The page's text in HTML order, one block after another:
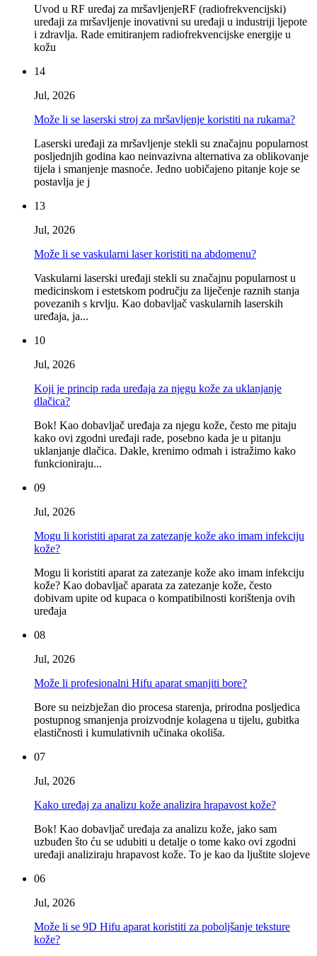
Uvod u RF uređaj za mršavljenjeRF (radiofrekvencijski)
uređaji za mršavljenje inovativni su uređaji u industriji ljepote
i zdravlja. Rade emitiranjem radiofrekvencijske energije u
kožu
14
Jul, 2026
Može li se laserski stroj za mršavljenje koristiti na rukama?
Laserski uređaji za mršavljenje stekli su značajnu popularnost
posljednjih godina kao neinvazivna alternativa za oblikovanje
tijela i smanjenje masnoće. Jedno uobičajeno pitanje koje se
postavlja je j
13
Jul, 2026
Može li se vaskularni laser koristiti na abdomenu?
Vaskularni laserski uređaji stekli su značajnu popularnost u
medicinskom i estetskom području za liječenje raznih stanja
povezanih s krvlju. Kao dobavljač vaskularnih laserskih
uređaja, ja...
10
Jul, 2026
Koji je princip rada uređaja za njegu kože za uklanjanje
dlačica?
Bok! Kao dobavljač uređaja za njegu kože, često me pitaju
kako ovi zgodni uređaji rade, posebno kada je u pitanju
uklanjanje dlačica. Dakle, krenimo odmah i istražimo kako
funkcioniraju...
09
Jul, 2026
Mogu li koristiti aparat za zatezanje kože ako imam infekciju
kože?
Mogu li koristiti aparat za zatezanje kože ako imam infekciju
kože? Kao dobavljač aparata za zatezanje kože, često
dobivam upite od kupaca o kompatibilnosti korištenja ovih
uređaja
08
Jul, 2026
Može li profesionalni Hifu aparat smanjiti bore?
Bore su neizbježan dio procesa starenja, prirodna posljedica
postupnog smanjenja proizvodnje kolagena u tijelu, gubitka
elastičnosti i kumulativnih učinaka okoliša.
07
Jul, 2026
Kako uređaj za analizu kože analizira hrapavost kože?
Bok! Kao dobavljač uređaja za analizu kože, jako sam
uzbuđen što ću se udubiti u detalje o tome kako ovi zgodni
uređaji analiziraju hrapavost kože. To je kao da ljuštite slojeve
06
Jul, 2026
Može li se 9D Hifu aparat koristiti za poboljšanje teksture
kože?